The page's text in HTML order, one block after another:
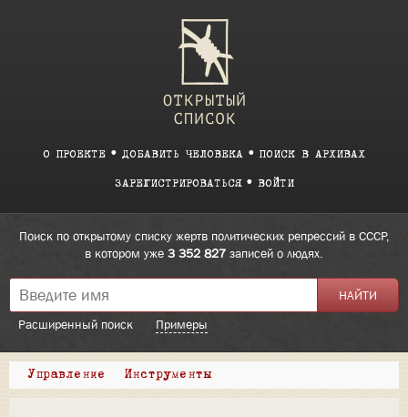
О ПРОЕКТЕ ДОБАВИТЬ ЧЕЛОВЕКА ПОИСК В АРХИВАХ
ЗАРЕГИСТРИРОВАТЬСЯ ВОЙТИ
Поиск по открытому списку жертв политических репрессий в СССР,
в котором уже 3 352 827 записей о людях.
Расширенный поиск Примеры
Управление Инструменты